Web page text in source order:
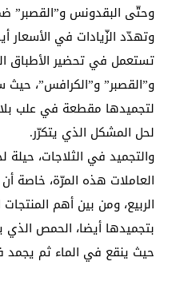
وحتّى البقدونس و”القصبر”
وتهدّد الزّيادات في
تستعمل في تحضير الأطباق
و”القصبر” و”الكرافس”،
لتجميدها مقطعة في علب
لحل المشكل الذي يتكرّر.
والتجميد في الثلاجات، حيلة
العاملات هذه المرّة، خاصة
الربيع، ومن بين أهم
حيث ينقع في الماء ثم